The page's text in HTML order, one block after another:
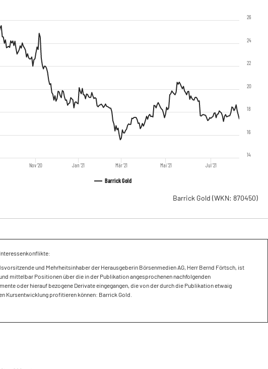
Barrick Gold
Nov '20 Jan '21 Mär '21 Mai '21 Jul '21
14
16
18
20
22
24
26
Barrick Gold (WKN: 870450)
und Mehrheitsinhaber der Herausgeberin Börsenmedien AG, Herr Bernd Förtsch, ist
mittelbar Positionen über die in der Publikation angesprochenen nachfolgenden
oder hierauf bezogene Derivate eingegangen, die von der durch die Publikation etwaig
Kursentwicklung profitieren können: Barrick Gold.